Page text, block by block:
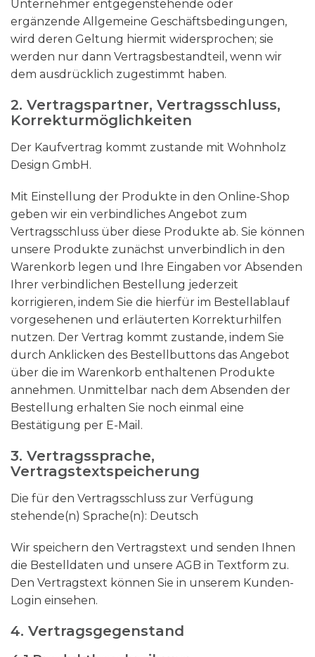
Unternehmer entgegenstehende oder
ergänzende Allgemeine Geschäftsbedingungen,
wird deren Geltung hiermit widersprochen; sie
werden nur dann Vertragsbestandteil, wenn wir
dem ausdrücklich zugestimmt haben.
2. Vertragspartner, Vertragsschluss,
Korrekturmöglichkeiten
Der Kaufvertrag kommt zustande mit Wohnholz
Design GmbH.
Mit Einstellung der Produkte in den Online-Shop
geben wir ein verbindliches Angebot zum
Vertragsschluss über diese Produkte ab. Sie können
unsere Produkte zunächst unverbindlich in den
Warenkorb legen und Ihre Eingaben vor Absenden
Ihrer verbindlichen Bestellung jederzeit
korrigieren, indem Sie die hierfür im Bestellablauf
vorgesehenen und erläuterten Korrekturhilfen
nutzen. Der Vertrag kommt zustande, indem Sie
durch Anklicken des Bestellbuttons das Angebot
über die im Warenkorb enthaltenen Produkte
annehmen. Unmittelbar nach dem Absenden der
Bestellung erhalten Sie noch einmal eine
Bestätigung per E-Mail.
3. Vertragssprache,
Vertragstextspeicherung
Die für den Vertragsschluss zur Verfügung
stehende(n) Sprache(n): Deutsch
Wir speichern den Vertragstext und senden Ihnen
die Bestelldaten und unsere AGB in Textform zu.
Den Vertragstext können Sie in unserem Kunden-
Login einsehen.
4. Vertragsgegenstand